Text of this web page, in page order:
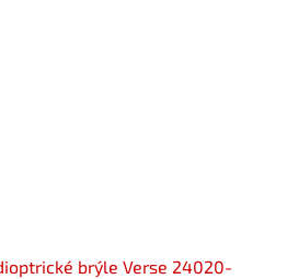
brýle Verse 24020-